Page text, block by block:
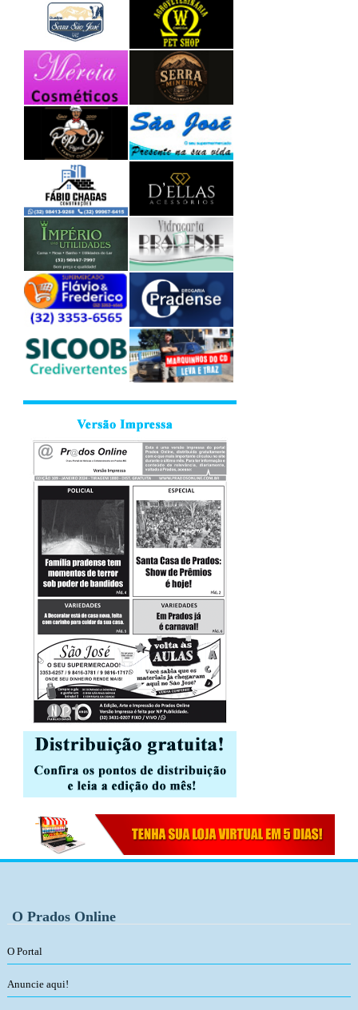
O Prados Online
O Portal
Anuncie aqui!